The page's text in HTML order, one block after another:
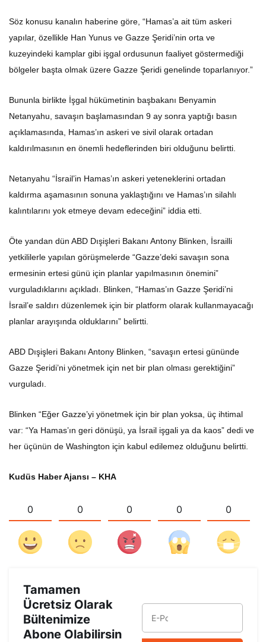
Söz konusu kanalın haberine göre, “Hamas’a ait tüm askeri
yapılar, özellikle Han Yunus ve Gazze Şeridi’nin orta ve
kuzeyindeki kamplar gibi işgal ordusunun faaliyet göstermediği
bölgeler başta olmak üzere Gazze Şeridi genelinde toparlanıyor.”
Bununla birlikte İşgal hükümetinin başbakanı Benyamin
Netanyahu, savaşın başlamasından 9 ay sonra yaptığı basın
açıklamasında, Hamas’ın askeri ve sivil olarak ortadan
kaldırılmasının en önemli hedeflerinden biri olduğunu belirtti.
Netanyahu “İsrail’in Hamas’ın askeri yeteneklerini ortadan
kaldırma aşamasının sonuna yaklaştığını ve Hamas’ın silahlı
kalıntılarını yok etmeye devam edeceğini” iddia etti.
Öte yandan dün ABD Dışişleri Bakanı Antony Blinken, İsrailli
yetkililerle yapılan görüşmelerde “Gazze’deki savaşın sona
ermesinin ertesi günü için planlar yapılmasının önemini”
vurguladıklarını açıkladı. Blinken, “Hamas’ın Gazze Şeridi’ni
İsrail’e saldırı düzenlemek için bir platform olarak kullanmayacağı
planlar arayışında olduklarını” belirtti.
ABD Dışişleri Bakanı Antony Blinken, “savaşın ertesi gününde
Gazze Şeridi’ni yönetmek için net bir plan olması gerektiğini”
vurguladı.
Blinken “Eğer Gazze’yi yönetmek için bir plan yoksa, üç ihtimal
var: “Ya Hamas’ın geri dönüşü, ya İsrail işgali ya da kaos” dedi ve
her üçünün de Washington için kabul edilemez olduğunu belirtti.
Kudüs Haber Ajansı – KHA
0 0 0 0 0
Tamamen
Ücretsiz Olarak
Bültenimize
Abone Olabilirsin